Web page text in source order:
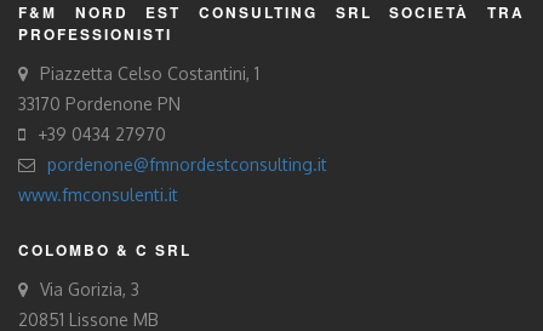
F&M NORD EST CONSULTING SRL SOCIETÀ TRA
PROFESSIONISTI
Piazzetta Celso Costantini, 1
33170 Pordenone PN
+39 0434 27970
pordenone@fmnordestconsulting.it
www.fmconsulenti.it
COLOMBO & C SRL
Via Gorizia, 3
20851 Lissone MB